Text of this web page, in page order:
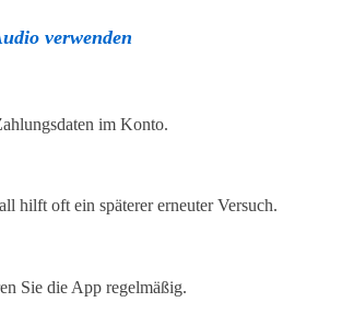
verwenden
im Konto.
hilft oft ein späterer erneuter Versuch.
Sie die App regelmäßig.